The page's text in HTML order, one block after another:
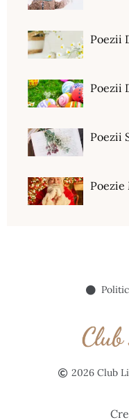
Poezii
Poezii
Poezii
Poezie
2026 Club